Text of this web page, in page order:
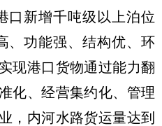
口新增千吨级以上泊位
、功能强、结构优、环
现港口货物通过能力翻
化、经营集约化、管理
，内河水路货运量达到